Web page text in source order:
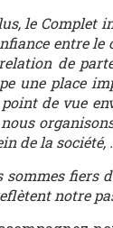
le Complet
entre le
de
une place
point de vue
de la société,
sommes fiers
notre